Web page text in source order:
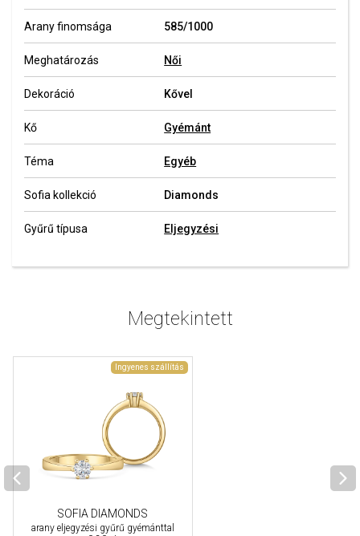
Arany finomsága 585/1000
Meghatározás Női
Dekoráció Kővel
Kő Gyémánt
Téma Egyéb
Sofia kollekció Diamonds
Gyűrű típusa Eljegyzési
Megtekintett
Ingyenes szállítás
SOFIA DIAMONDS
arany eljegyzési gyűrű gyémánttal